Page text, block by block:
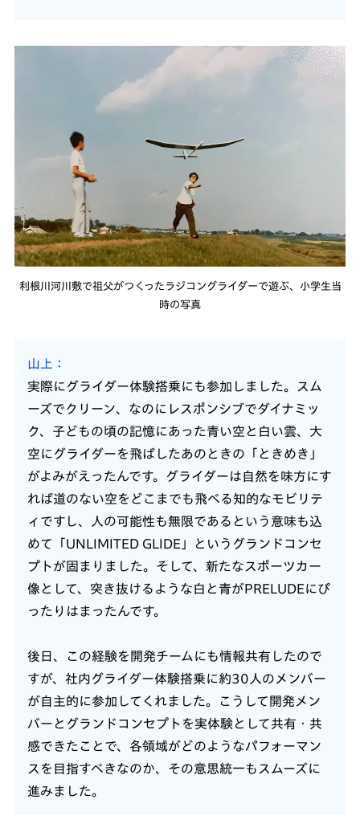
利根川河川敷で祖父がつくったラジコングライダーで遊ぶ、小学生当
時の写真
山上
実際にグライダー体験搭乗にも参加しました。スム
ーズでクリーン、なのにレスポンシブでダイナミッ
ク、子どもの頃の記憶にあった青い空と白い雲、大
空にグライダーを飛ばしたあのときの「ときめき」
がよみがえったんです。グライダーは自然を味方にす
れば道のない空をどこまでも飛べる知的なモビリテ
ィですし、人の可能性も無限であるという意味も込
めて「UNLIMITED GLIDE」というグランドコンセ
プトが固まりました。そして、新たなスポーツカー
像として、突き抜けるような白と青がPRELUDEにぴ
ったりはまったんです。
後日、この経験を開発チームにも情報共有したので
すが、社内グライダー体験搭乗に約30人のメンバー
が自主的に参加してくれました。こうして開発メン
バーとグランドコンセプトを実体験として共有・共
感できたことで、各領域がどのようなパフォーマン
スを目指すべきなのか、その意思統一もスムーズに
進みました。